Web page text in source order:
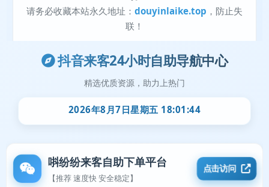
抖音来客24小时自助导航中心
精选优质资源，助力上热门
2026年8月7日星期五 18:01:44
唞纷纷来客自助下单平台
【推荐 速度快 安全稳定】
点击访问